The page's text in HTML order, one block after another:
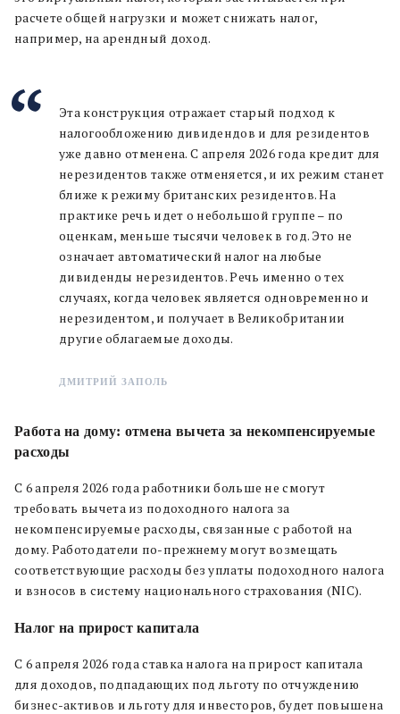
расчете общей нагрузки и может снижать налог,
например, на арендный доход.
Эта конструкция отражает старый подход к
налогообложению дивидендов и для резидентов
уже давно отменена. С апреля 2026 года кредит для
нерезидентов также отменяется, и их режим станет
ближе к режиму британских резидентов. На
практике речь идет о небольшой группе – по
оценкам, меньше тысячи человек в год. Это не
означает автоматический налог на любые
дивиденды нерезидентов. Речь именно о тех
случаях, когда человек является одновременно и
нерезидентом, и получает в Великобритании
другие облагаемые доходы.
ДМИТРИЙ ЗАПОЛЬ
Работа на дому: отмена вычета за некомпенсируемые
расходы
С 6 апреля 2026 года работники больше не смогут
требовать вычета из подоходного налога за
некомпенсируемые расходы, связанные с работой на
дому. Работодатели по-прежнему могут возмещать
соответствующие расходы без уплаты подоходного налога
и взносов в систему национального страхования (NIC).
Налог на прирост капитала
С 6 апреля 2026 года ставка налога на прирост капитала
для доходов, подпадающих под льготу по отчуждению
бизнес-активов и льготу для инвесторов, будет повышена